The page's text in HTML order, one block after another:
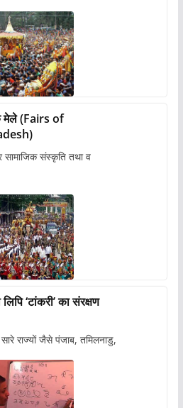
मेले (Fairs of
सामाजिक संस्कृति तथा व
राज्यों जैसे पंजाब, तमिलनाडु,